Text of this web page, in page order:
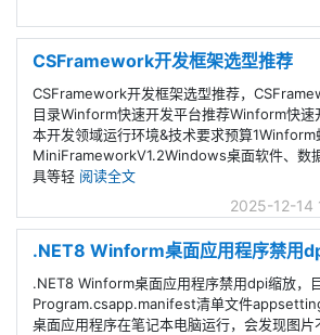
CSFramework开发框架选型推荐
CSFramework开发框架选型推荐，
目录Winform快速开发平台推荐Winform快速
本开发领域运行环境&技术要求预算1Winform
MiniFrameworkV1.2Windows桌面软件、数
具等轻 阅读全文
2025-12-14
.NET8 Winform桌面应用程序禁用
.NET8 Winform桌面应用程序禁用dpi缩放，
Program.csapp.manifest清单文件
桌面应用程序在笔记本电脑运行，会发现图